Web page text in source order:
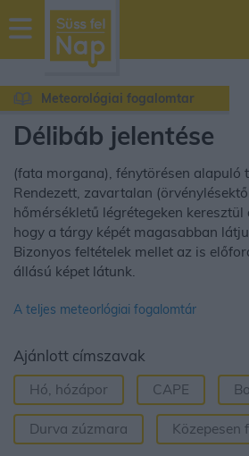
sussfelnap.hu
időjárás
Meteorológiai fogalomtar
Délibáb jelentése
(fata morgana), fénytörésen alapuló
Rendezett, zavartalan
hőmérsékletű légrétegeken
hogy a tárgy képét magasabban
Bizonyos feltételek mellet az is
állású képet látunk.
A teljes meteorlógiai fogalomtár
Ajánlott címszavak
Hó, hózápor CAPE
Durva zúzmara Közepesen